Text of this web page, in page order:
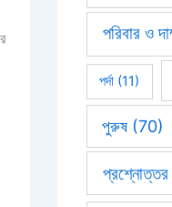
পরিবার ও
পর্দা (11)
পুরুষ (70)
প্রশ্নোত্তর